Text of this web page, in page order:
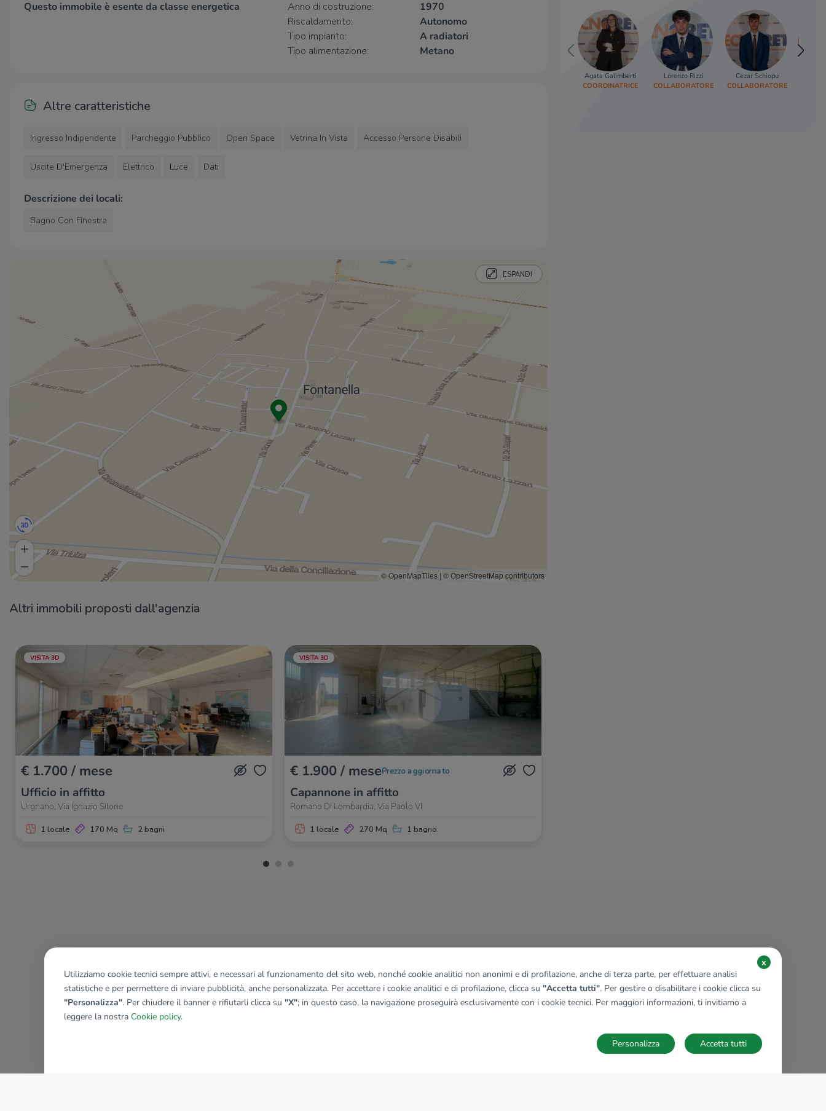
Comune di Fontanella, caratterizzata da una forte
RoadHouse
Caffè Napoli Exytus
Questo immobile è esente da classe energetica Anno di costruzione:
1970
Riscaldamento:
Autonomo
Tipo impianto:
A radiatori
Tipo alimentazione:
Metano
Altre caratteristiche
Ingresso Indipendente Parcheggio Pubblico Open Space Vetrina In Vista Accesso Persone Disabili
Uscite D'Emergenza Elettrico Luce Dati
Descrizione dei locali:
Bagno Con Finestra
ESPANDI
© OpenMapTiles | © OpenStreetMap contributors
Altri immobili proposti dall'agenzia
VISITA 3D
€ 1.700 / mese
Ufficio in affitto
Urgnano, Via Ignazio Silone
1 locale 170 Mq 2 bagni
VISITA 3D
€ 1.900 / mese Prezzo aggiornato
Capannone in affitto
Romano Di Lombardia, Via Paolo VI
1 locale 270 Mq 1 bagno
Agata Galimberti
COORDINATRICE
Lorenzo Rizzi
COLLABORATORE
Cezar Schiopu
COLLABORATORE
Utilizziamo cookie tecnici sempre attivi, e necessari al funzionamento del sito web, nonché cookie analitici non anonimi e di profilazione, anche di terza parte, per effettuare analisi
statistiche e per permettere di inviare pubblicità, anche personalizzata. Per accettare i cookie analitici e di profilazione, clicca su "Accetta tutti". Per gestire o disabilitare i cookie clicca su
"Personalizza". Per chiudere il banner e rifiutarli clicca su "X"; in questo caso, la navigazione proseguirà esclusivamente con i cookie tecnici. Per maggiori informazioni, ti invitiamo a
leggere la nostra Cookie policy.
x
Accetta tutti
Personalizza